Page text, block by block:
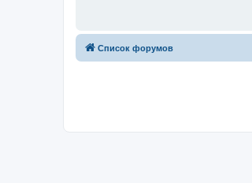
Список форумов